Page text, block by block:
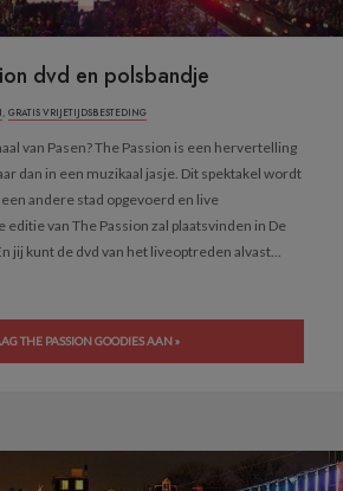
dvd en polsbandje
, GRATIS VRIJETIJDSBESTEDING
van Pasen? The Passion is een hervertelling
dan in een muzikaal jasje. Dit spektakel wordt
andere stad opgevoerd en live
editie van The Passion zal plaatsvinden in De
jij kunt de dvd van het liveoptreden alvast...
THE PASSION GOODIES AAN »